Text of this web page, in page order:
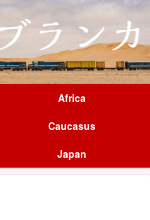
Africa
Caucasus
Japan